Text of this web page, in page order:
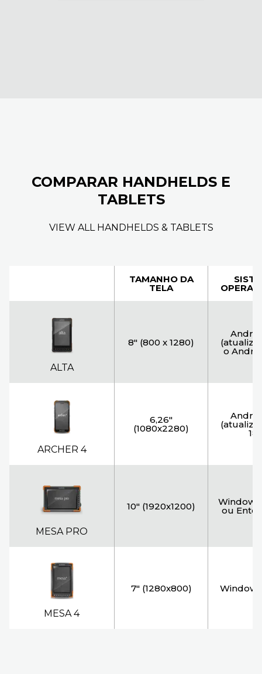
COMPARAR HANDHELDS E
TABLETS
VIEW ALL HANDHELDS & TABLETS
ALTA
ARCHER 4
MESA PRO
MESA 4
TAMANHO DA
TELA
8" (800 x 1280)
o
6,26"
(1080x2280) 18)
10" (1920x1200) Windows
ou
7" (1280x800) Windows